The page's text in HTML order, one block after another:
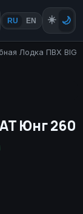
RU EN ☀️ 🌙
Лодка ПВХ BIG
Юнг 260